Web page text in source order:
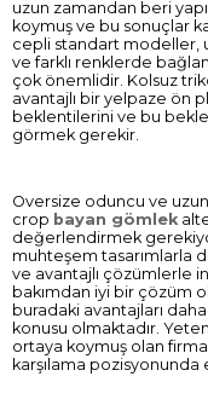
uzun zamandan beri
koymuş ve bu sonuçlar
cepli standart modeller,
ve farklı renklerde
çok önemlidir. Kolsuz
avantajlı bir yelpaze ön
beklentilerini ve bu
görmek gerekir.
Oversize oduncu ve
crop bayan gömlek
değerlendirmek
muhteşem tasarımlarla
ve avantajlı çözümlerle
bakımdan iyi bir çözüm
buradaki avantajları
konusu olmaktadır.
ortaya koymuş olan
karşılama pozisyonunda